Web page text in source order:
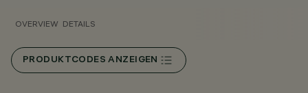
OVERVIEW DETAILS
PRODUKTCODES ANZEIGEN